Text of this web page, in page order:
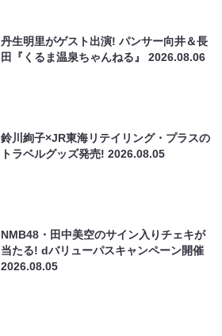
丹生明里がゲスト出演! パンサー向井＆長
田『くるま温泉ちゃんねる』2026.08.06
鈴川絢子×JR東海リテイリング・プラスの
トラベルグッズ発売!2026.08.05
NMB48・田中美空のサイン入りチェキが
当たる! dバリューパスキャンペーン開催
2026.08.05